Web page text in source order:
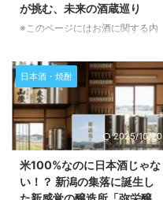
が挑む、未来の酒蔵巡り
※このページにはお酒に関する内
の閲覧・購入は禁止されていま
す。 神戸・灘五郷で始まる、革
新的なモビリティサービスの実証
実験 日本の美しい港町、神戸
市。その中でも、歴史と伝統が息
づく「灘五郷」エリアは、世界中
の日本酒ファンを魅了する特別な
場所です。この度、日産自動車株
式会社は神戸市と連携し、この魅
日本酒・焼酎
2025/10/20
米100%なのに日本酒じゃな
い！？ 新潟の集落に誕生し